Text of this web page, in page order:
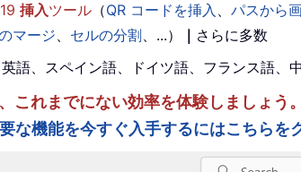
19 挿入ツール （QR コードを挿入 、 パスから
マージ、 セルの分割、...） ｜ さらに多数
語、スペイン語、ドイツ語、フランス語、
れまでにない効率を体験しましょう。
な機能を今すぐ入手するにはこちらを